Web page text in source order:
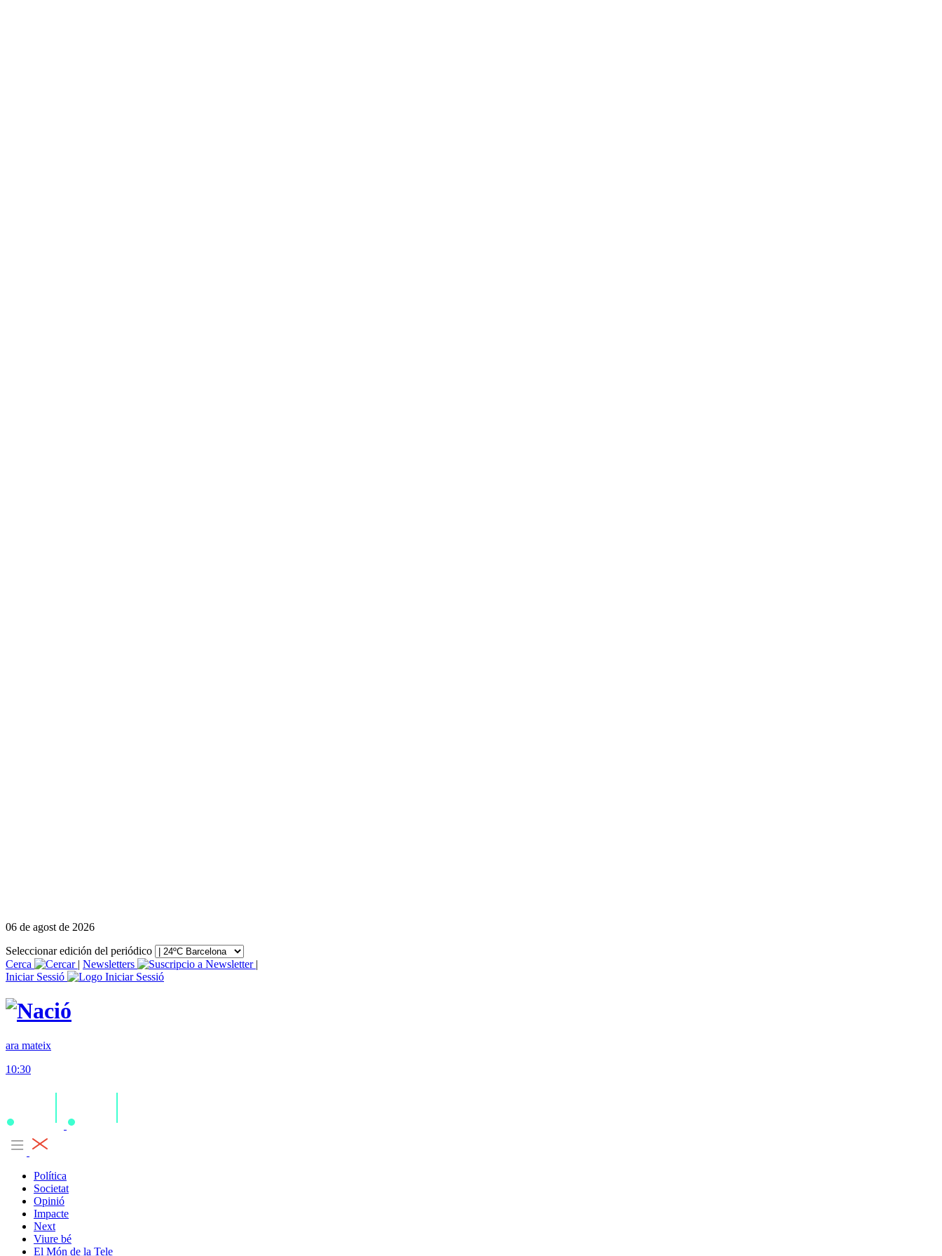
06 de agost de 2026
Seleccionar edición del periódico
Cerca
| Newsletters
|
Iniciar Sessió
ara mateix
10:30
Política
Societat
Opinió
Impacte
Next
Viure bé
El Món de la Tele